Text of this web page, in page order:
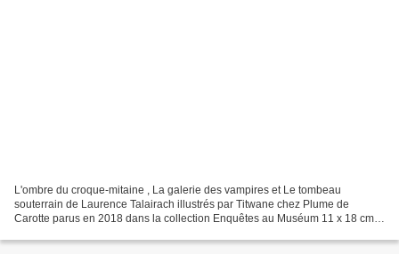
L'ombre du croque-mitaine , La galerie des vampires et Le tombeau
souterrain de Laurence Talairach illustrés par Titwane chez Plume de
Carotte parus en 2018 dans la collection Enquêtes au Muséum 11 x 18 cm,